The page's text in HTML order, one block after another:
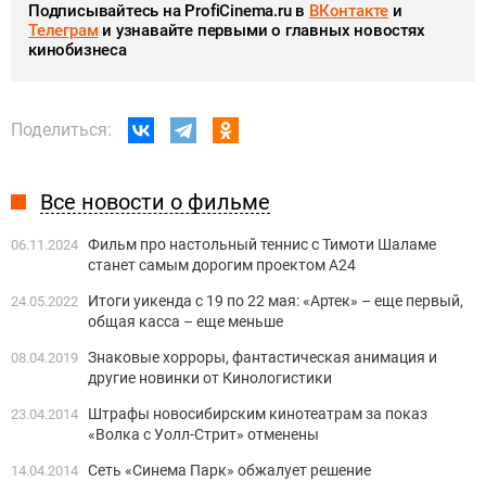
Подписывайтесь на ProfiCinema.ru в ВКонтакте и
Телеграми узнавайте первыми о главных новостях
кинобизнеса
Поделиться:
Все новости о фильме
06.11.2024 Фильм про настольный теннис с Тимоти Шаламе
станет самым дорогим проектом А24
24.05.2022
Итоги уикенда с 19 по 22 мая: «Артек» – еще первый,
общая касса – еще меньше
08.04.2019 Знаковые хорроры, фантастическая анимация и
другие новинки от Кинологистики
23.04.2014
Штрафы новосибирским кинотеатрам за показ
«Волка с Уолл-Стрит» отменены
14.04.2014 Сеть «Синема Парк» обжалует решение